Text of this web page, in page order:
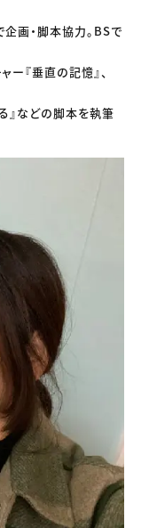
画・脚本協力。BSで
『垂直の記憶』、
』などの脚本を執筆